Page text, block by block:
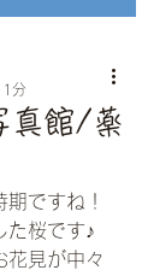
真館/薬
分
ですね！
た桜です♪
花見が中々